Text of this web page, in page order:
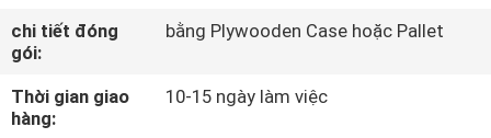
VỀ
CHÚNG
TÔI
chi tiết đóng
gói:
bằng Plywooden Case hoặc Pallet
Thời gian giao
hàng:
10-15 ngày làm việc